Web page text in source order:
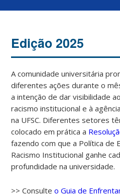
Edição 2025
A comunidade universitária
diferentes ações durante o
a intenção de dar visibilidade
racismo institucional e à
na UFSC. Diferentes setores
colocado em prática a
fazendo com que a Política de
Racismo Institucional ganhe
profundidade na universidade.
>> Consulteo Guia de